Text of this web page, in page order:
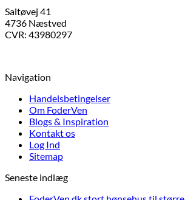
Mulighederne
kan
vælges
Saltøvej 41
4736 Næstved
CVR: 43980297
Navigation
Handelsbetingelser
Om FoderVen
Blogs & Inspiration
Kontakt os
Log Ind
Sitemap
Seneste indlæg